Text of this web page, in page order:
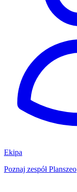
Ekipa
Poznaj zespół Planszeo